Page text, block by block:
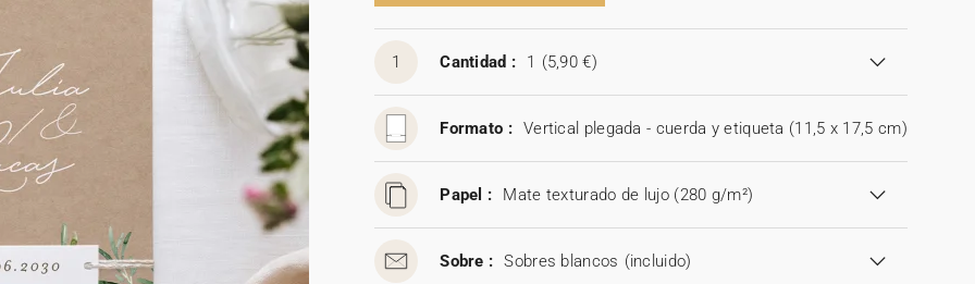
1 Cantidad : 1 (5,90 €)
Formato : Vertical plegada - cuerda y etiqueta (11,5 x 17,5 cm)
Papel : Mate texturado de lujo (280 g/m²)
Sobre : Sobres blancos (incluido)